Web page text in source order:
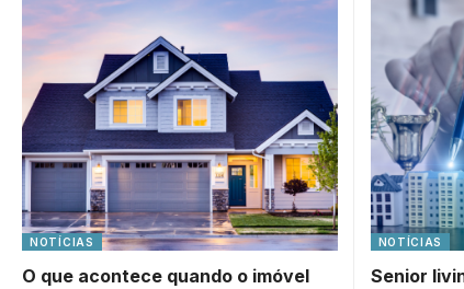
NOTÍCIAS
O que acontece quando o imóvel
NOTÍCIAS
Senior